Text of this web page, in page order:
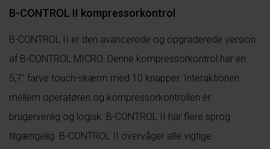
B-CONTROL II kompressorkontrol
B-CONTROL II er den avancerede og opgraderede version
af B-CONTROL MICRO. Denne kompressorkontrol har en
5,7″ farve touch-skærm med 10 knapper. Interaktionen
mellem operatøren og kompressorkontrollen er
brugervenlig og logisk. B-CONTROL II har flere sprog
tilgængelig. B-CONTROL II overvåger alle vigtige